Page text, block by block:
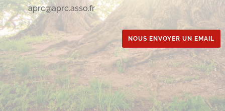
aprc@aprc.asso.fr
NOUS ENVOYER UN EMAIL